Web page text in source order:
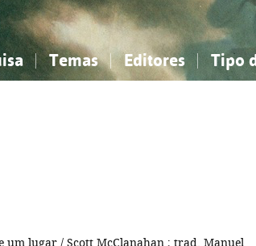
Temas Editores Tipo
um lugar / Scott McClanahan ; trad. Manuel